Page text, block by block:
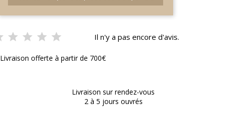
Il n'y a pas encore d'avis.
Livraison offerte à partir de 700€
Livraison sur rendez-vous
2 à 5 jours ouvrés